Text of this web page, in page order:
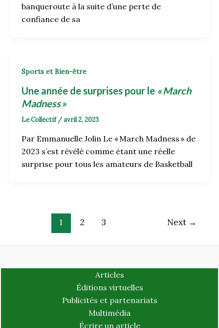
banqueroute à la suite d’une perte de
confiance de sa
Sports et Bien-être
Une année de surprises pour le « March
Madness »
Le Collectif /avril 2, 2023
Par Emmanuelle Jolin Le « March Madness » de
2023 s’est révélé comme étant une réelle
surprise pour tous les amateurs de Basketball
1 2 3 Next →
Articles
Éditions virtuelles
Publicités et partenariats
Multimédia
Écrire un article